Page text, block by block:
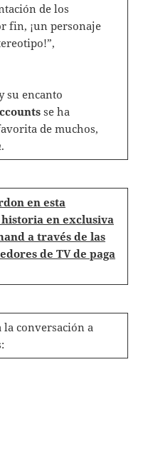
de los
fin, ¡un personaje
su encanto
se ha
de muchos,
.
en esta
en exclusiva
a través de las
de TV de paga
la conversación a